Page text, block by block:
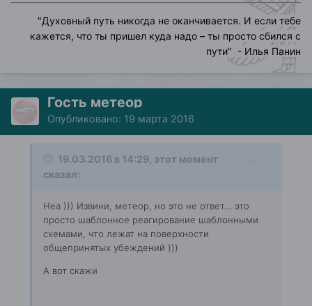
"Духовный путь никогда не оканчивается. И если тебе
кажется, что ты пришел куда надо – ты просто сбился с
пути" - Илья Панин
Гость метеор
Опубликовано: 19 марта 2016
19.03.2016 в 14:29, этот момент
сказал:
Неа ))) Извини, метеор, но это не ответ… это
просто шаблонное реагирование шаблонными
схемами, что лежат на поверхности
общепринятых убеждений )))
А вот скажи